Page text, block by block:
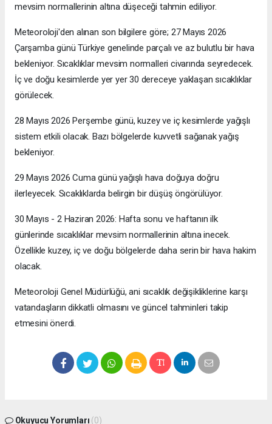
mevsim normallerinin altına düşeceği tahmin ediliyor.
Meteoroloji'den alınan son bilgilere göre; 27 Mayıs 2026
Çarşamba günü Türkiye genelinde parçalı ve az bulutlu bir hava
bekleniyor. Sıcaklıklar mevsim normalleri civarında seyredecek.
İç ve doğu kesimlerde yer yer 30 dereceye yaklaşan sıcaklıklar
görülecek.
28 Mayıs 2026 Perşembe günü, kuzey ve iç kesimlerde yağışlı
sistem etkili olacak. Bazı bölgelerde kuvvetli sağanak yağış
bekleniyor.
29 Mayıs 2026 Cuma günü yağışlı hava doğuya doğru
ilerleyecek. Sıcaklıklarda belirgin bir düşüş öngörülüyor.
30 Mayıs - 2 Haziran 2026: Hafta sonu ve haftanın ilk
günlerinde sıcaklıklar mevsim normallerinin altına inecek.
Özellikle kuzey, iç ve doğu bölgelerde daha serin bir hava hakim
olacak.
Meteoroloji Genel Müdürlüğü, ani sıcaklık değişikliklerine karşı
vatandaşların dikkatli olmasını ve güncel tahminleri takip
etmesini önerdi.
Okuyucu Yorumları (0)